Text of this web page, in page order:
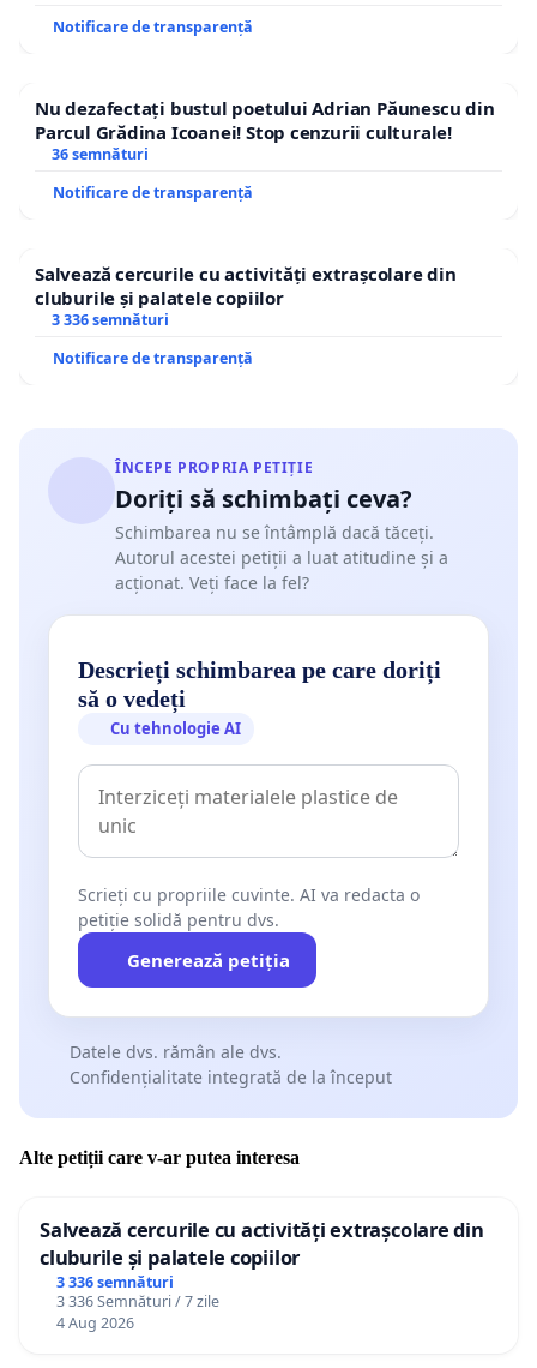
Notificare de transparență
Nu dezafectați bustul poetului Adrian Păunescu din
Parcul Grădina Icoanei! Stop cenzurii culturale!
36 semnături
Notificare de transparență
Salvează cercurile cu activități extrașcolare din
cluburile și palatele copiilor
3 336 semnături
Notificare de transparență
ÎNCEPE PROPRIA PETIȚIE
Doriți să schimbați ceva?
Schimbarea nu se întâmplă dacă tăceți.
Autorul acestei petiții a luat atitudine și a
acționat. Veți face la fel?
Descrieți schimbarea pe care doriți
să o vedeți
Cu tehnologie AI
Scrieți cu propriile cuvinte. AI va redacta o
petiție solidă pentru dvs.
Generează petiția
Datele dvs. rămân ale dvs.
Confidențialitate integrată de la început
Alte petiții care v-ar putea interesa
Salvează cercurile cu activități extrașcolare din
cluburile și palatele copiilor
3 336 semnături
3 336 Semnături / 7 zile
4 Aug 2026